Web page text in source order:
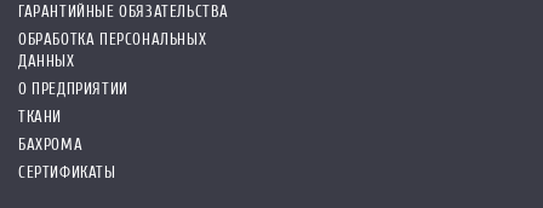
ГАРАНТИЙНЫЕ ОБЯЗАТЕЛЬСТВА
ОБРАБОТКА ПЕРСОНАЛЬНЫХ
ДАННЫХ
О ПРЕДПРИЯТИИ
ТКАНИ
БАХРОМА
СЕРТИФИКАТЫ